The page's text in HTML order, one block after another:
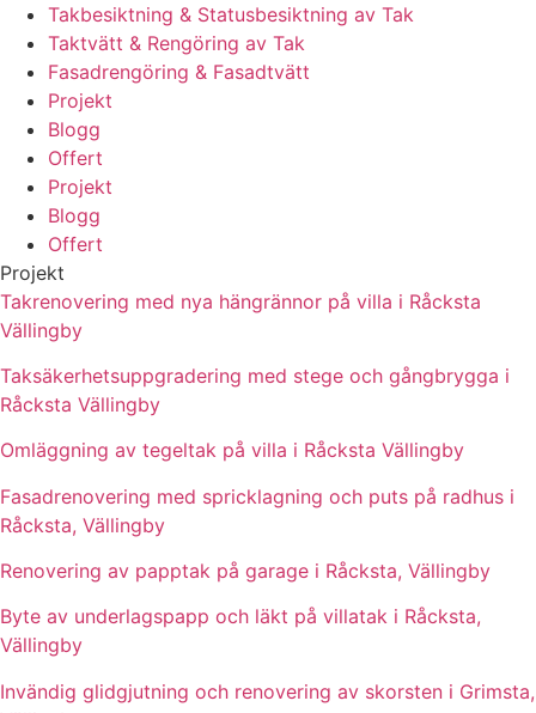
Takbesiktning & Statusbesiktning av Tak
Taktvätt & Rengöring av Tak
Fasadrengöring & Fasadtvätt
Projekt
Blogg
Offert
Projekt
Blogg
Offert
Projekt
Takrenovering med nya hängrännor på villa i Råcksta
Vällingby
Taksäkerhetsuppgradering med stege och gångbrygga i
Råcksta Vällingby
Omläggning av tegeltak på villa i Råcksta Vällingby
Fasadrenovering med spricklagning och puts på radhus i
Råcksta, Vällingby
Renovering av papptak på garage i Råcksta, Vällingby
Byte av underlagspapp och läkt på villatak i Råcksta,
Vällingby
Invändig glidgjutning och renovering av skorsten i Grimsta,